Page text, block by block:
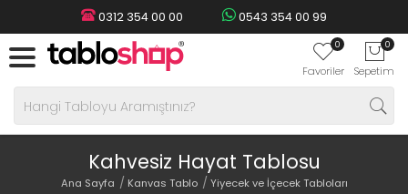
0312 354 00 00 0543 354 00 99
0
Favoriler
0
Sepetim
Kahvesiz Hayat Tablosu
Ana Sayfa Kanvas Tablo Yiyecek ve İçecek Tabloları